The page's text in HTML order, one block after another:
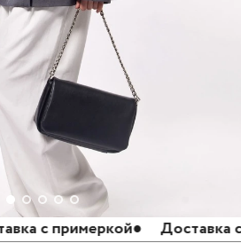
с примеркой● Доставка с